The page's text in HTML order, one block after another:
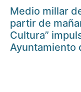
Medio millar
partir de
Cultura”
Ayuntamiento